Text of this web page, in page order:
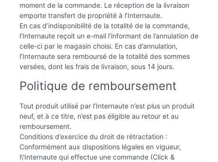
moment de la commande. Le réception de la livraison
emporte transfert de propriété à l’Internaute.
En cas d’indisponibilité de la totalité de la commande,
l’Internaute reçoit un e-mail l’informant de l’annulation de
celle-ci par le magasin choisi. En cas d’annulation,
l’Internaute sera remboursé de la totalité des sommes
versées, dont les frais de livraison, sous 14 jours.
Politique de remboursement
Tout produit utilisé par l’Internaute n’est plus un produit
neuf, et à ce titre, n’est pas éligible au retour et au
remboursement.
Conditions d’exercice du droit de rétractation :
Conformément aux dispositions légales en vigueur,
l\'Internaute qui effectue une commande (Click &